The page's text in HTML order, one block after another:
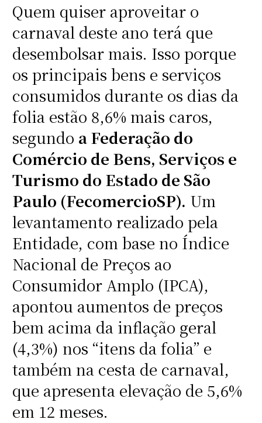
Quem quiser aproveitar o
carnaval deste ano terá que
desembolsar mais. Isso porque
os principais bens e serviços
consumidos durante os dias da
folia estão 8,6% mais caros,
segundo a Federação do
Comércio de Bens, Serviços e
Turismo do Estado de São
Paulo (FecomercioSP). Um
levantamento realizado pela
Entidade, com base no Índice
Nacional de Preços ao
Consumidor Amplo (IPCA),
apontou aumentos de preços
bem acima da inflação geral
(4,3%) nos “itens da folia” e
também na cesta de carnaval,
que apresenta elevação de 5,6%
em 12 meses.